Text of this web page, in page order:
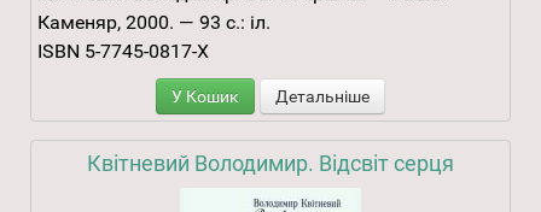
Каменяр, 2000. — 93 с.: іл.
ISBN 5-7745-0817-Х
У Кошик Детальніше
Квітневий Володимир. Відсвіт серця